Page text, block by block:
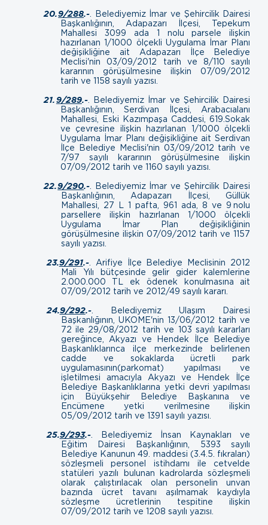
20.9/288.-
Belediyemiz İmar ve Şehircilik Dairesi
Başkanlığının, Adapazarı İlçesi, Tepekum
Mahallesi 3099 ada 1 nolu parsele ilişkin
hazırlanan 1/1000 ölçekli Uygulama İmar Planı
değişikliğine ait Adapazarı İlçe Belediye
Meclisi'nin 03/09/2012 tarih ve 8/110 sayılı
kararının görüşülmesine ilişkin07/09/2012
tarih ve 1158 sayılı yazısı.
21.9/289.-.
Belediyemiz İmar ve Şehircilik Dairesi
Başkanlığının, Serdivan İlçesi, Arabacıalanı
Mahallesi, Eski Kazımpaşa Caddesi, 619.Sokak
ve çevresine ilişkin hazırlanan 1/1000 ölçekli
Uygulama İmar Planı değişikliğine ait Serdivan
İlçe Belediye Meclisi'nin 03/09/2012 tarih ve
7/97 sayılı kararının görüşülmesine ilişkin
07/09/2012 tarih ve 1160 sayılı yazısı.
22.9/290.-
Belediyemiz İmar ve Şehircilik Dairesi
Başkanlığının, Adapazarı İlçesi, Güllük
Mahallesi, 27 L 1 pafta, 961 ada, 8 ve 9 nolu
parsellere ilişkin hazırlanan 1/1000 ölçekli
Uygulama İmar Plan değişikliğinin
görüşülmesine ilişkin 07/09/2012 tarih ve 1157
sayılı yazısı.
23.9/291.-.
Arifiye İlçe Belediye Meclisinin 2012
Mali Yılı bütçesinde gelir gider kalemlerine
2.000.000 TL ek ödenek konulmasına ait
07/09/2012 tarih ve 2012/49 sayılı kararı.
24.9/292.-.
Belediyemiz Ulaşım Dairesi
Başkanlığının, UKOME'nin 13/06/2012 tarih ve
72 ile 29/08/2012 tarih ve 103 sayılı kararları
gereğince, Akyazı ve Hendek İlçe Belediye
Başkanlıklarınca ilçe merkezinde belirlenen
cadde ve sokaklarda ücretli park
uygulamasının(parkomat) yapılması ve
işletilmesi amacıyla Akyazı ve Hendek İlçe
Belediye Başkanlıklarına yetki devri yapılması
için Büyükşehir Belediye Başkanına ve
Encümene yetki verilmesine ilişkin
05/09/2012 tarih ve 1391 sayılı yazısı.
25.9/293.-.
Belediyemiz İnsan Kaynakları ve
Eğitim Dairesi Başkanlığının, 5393 sayılı
Belediye Kanunun 49. maddesi (3.4.5. fıkraları)
sözleşmeli personel istihdamı ile cetvelde
statüleri yazılı bulunan kadrolarda sözleşmeli
olarak çalıştırılacak olan personelin unvan
bazında ücret tavanı aşılmamak kaydıyla
sözleşme ücretlerinin tespitine ilişkin
07/09/2012 tarih ve 1208 sayılı yazısı.